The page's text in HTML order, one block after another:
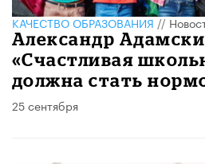
КАЧЕСТВО ОБРАЗОВАНИЯ//
Александр
«Счастливая
должна стать
25 сентября